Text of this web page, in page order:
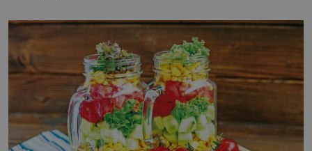
blonďaté vlásky. Fakt, že jsou těla dávných lidí nesmírně
dobře zachovalá, přičítají odborníci zdejším klimatickým
podmínkám. Sucho, prosolené písky a extrémně